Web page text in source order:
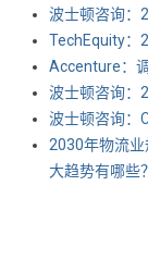
波士顿咨询：
TechEquity：
Accenture：
波士顿咨询：
波士顿咨询：
2030年物流
大趋势有哪些？